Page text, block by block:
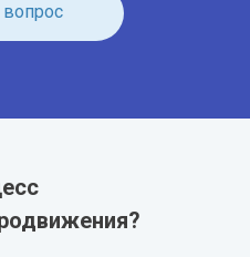
вопрос